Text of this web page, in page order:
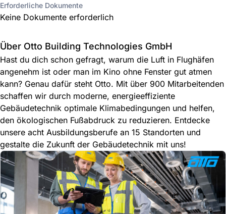
Erforderliche Dokumente
Keine Dokumente erforderlich
Über Otto Building Technologies GmbH
Hast du dich schon gefragt, warum die Luft in Flughäfen
angenehm ist oder man im Kino ohne Fenster gut atmen
kann? Genau dafür steht Otto. Mit über 900 Mitarbeitenden
schaffen wir durch moderne, energieeffiziente
Gebäudetechnik optimale Klimabedingungen und helfen,
den ökologischen Fußabdruck zu reduzieren. Entdecke
unsere acht Ausbildungsberufe an 15 Standorten und
gestalte die Zukunft der Gebäudetechnik mit uns!